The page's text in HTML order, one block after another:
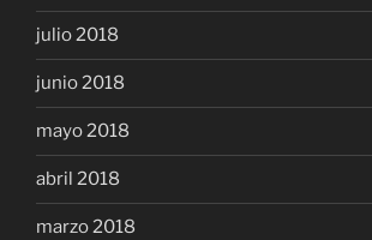
julio 2018
junio 2018
mayo 2018
abril 2018
marzo 2018